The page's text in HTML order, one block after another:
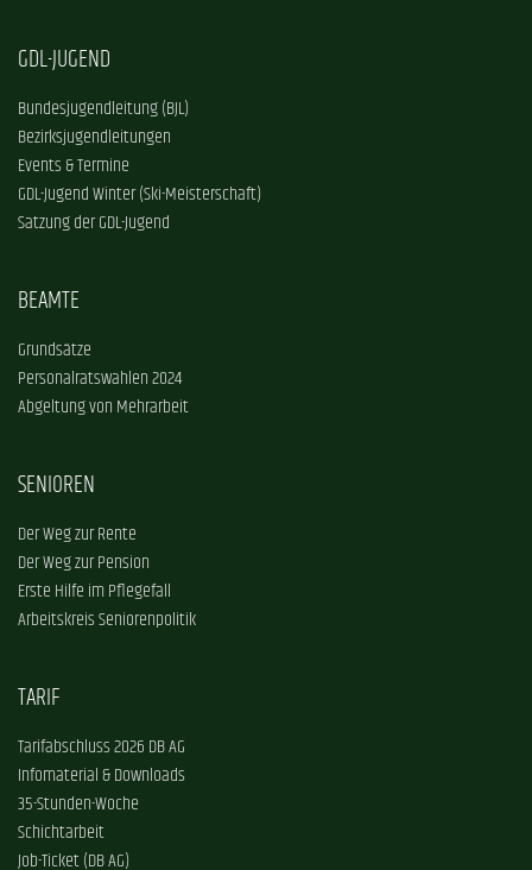
GDL-JUGEND
Bundesjugendleitung (BJL)
Bezirksjugendleitungen
Events & Termine
GDL-Jugend Winter (Ski-Meisterschaft)
Satzung der GDL-Jugend
BEAMTE
Grundsätze
Personalratswahlen 2024
Abgeltung von Mehrarbeit
SENIOREN
Der Weg zur Rente
Der Weg zur Pension
Erste Hilfe im Pflegefall
Arbeitskreis Seniorenpolitik
TARIF
Tarifabschluss 2026 DB AG
Infomaterial & Downloads
35-Stunden-Woche
Schichtarbeit
Job-Ticket (DB AG)